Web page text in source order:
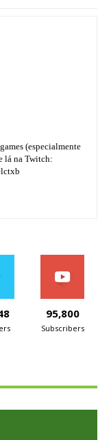
(especialmente
lá na Twitch:
95,800
Subscribers